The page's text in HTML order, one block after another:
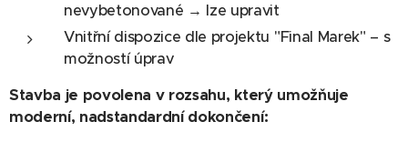
nevybetonované → lze upravit
Vnitřní dispozice dle projektu "Final Marek" – s
možností úprav
Stavba je povolena v rozsahu, který umožňuje
moderní, nadstandardní dokončení: